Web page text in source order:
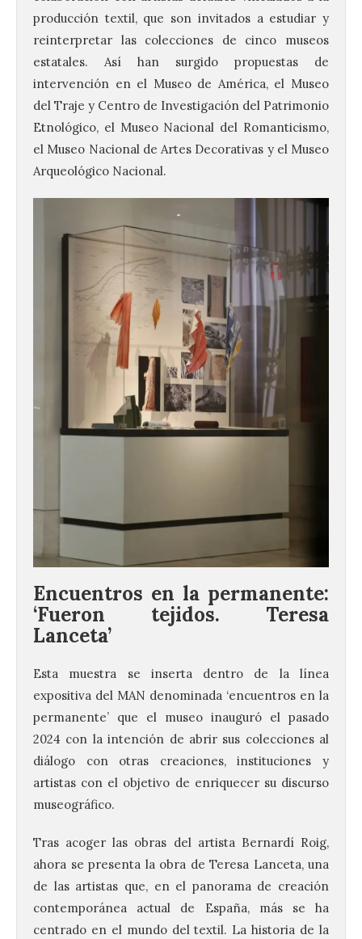
producción textil, que son invitados a estudiar y
reinterpretar las colecciones de cinco museos
estatales. Así han surgido propuestas de
intervención en el Museo de América, el Museo
del Traje y Centro de Investigación del Patrimonio
Etnológico, el Museo Nacional del Romanticismo,
el Museo Nacional de Artes Decorativas y el Museo
Arqueológico Nacional.
Encuentros en la permanente:
‘Fueron
tejidos. Teresa
Lanceta’
Esta muestra se inserta dentro de la línea
expositiva del MAN denominada ‘encuentros en la
permanente’ que el museo inauguró el pasado
2024 con la intención de abrir sus colecciones al
diálogo con otras creaciones, instituciones y
artistas con el objetivo de enriquecer su discurso
museográfico.
Tras acoger las obras del artista Bernardí Roig,
ahora se presenta la obra de Teresa Lanceta, una
de las artistas que, en el panorama de creación
contemporánea actual de España, más se ha
centrado en el mundo del textil. La historia de la